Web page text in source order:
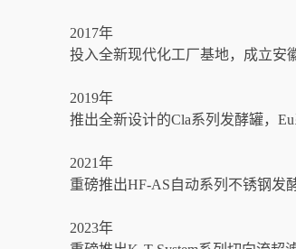
2017年
投入全新现代化工厂基地，成立安
2019年
推出全新设计的Cla系列发酵罐，
2021年
重磅推出HF-AS自动系列不锈钢发
2023年